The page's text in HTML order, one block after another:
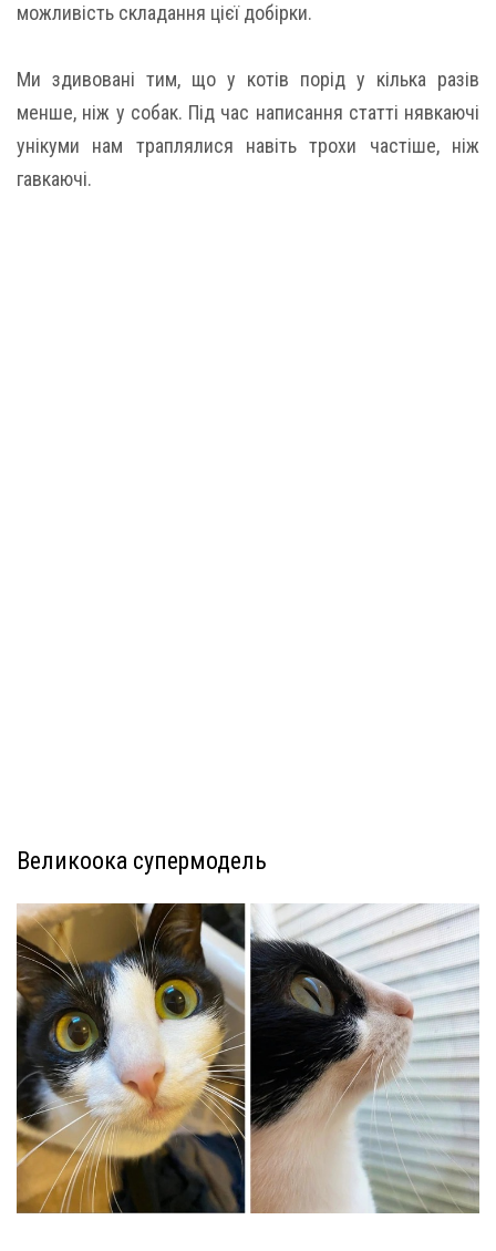
можливість складання цієї добірки.
Ми здивовані тим, що у котів порід у кілька разів
менше, ніж у собак. Під час написання статті нявкаючі
унікуми нам траплялися навіть трохи частіше, ніж
гавкаючі.
Великоока супермодель